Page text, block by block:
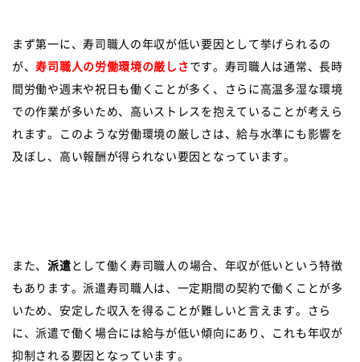
まず第一に、寿司職人の年収が低い要因として挙げられるの
が、寿司職人の労働環境の厳しさ です。寿司職人は通常、長時
間労働や週末や祝日も働くことが多く、さらに高温多湿な環境
での作業が多いため、高いストレスを抱えていることが考えら
れます。このような労働環境の厳しさは、給与水準にも影響を
及ぼし、高い報酬が得られない要因となっています。
また、派遣 として働く寿司職人の場合、年収が低いという特徴
もあります。派遣寿司職人は、一定期間の契約で働くことが多
いため、安定した収入を得ることが難しいと言えます。さら
に、派遣で働く場合には給与が低い傾向にあり、これも年収が
抑制される要因となっています。